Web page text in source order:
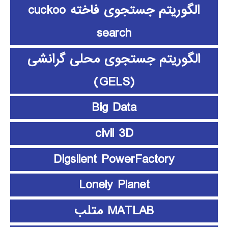
الگوریتم جستجوی فاخته cuckoo
search
الگوریتم جستجوی محلی گرانشی
(GELS)
Big Data
civil 3D
Digsilent PowerFactory
Lonely Planet
MATLAB متلب